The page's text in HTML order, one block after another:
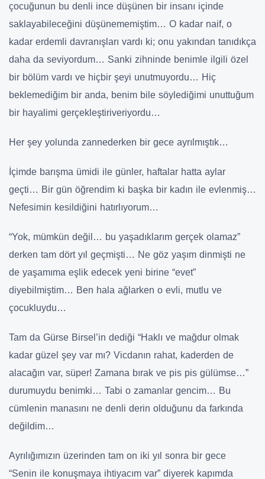
çocuğunun bu denli ince düşünen bir insanı içinde
saklayabileceğini düşünememiştim… O kadar naif, o
kadar erdemli davranışları vardı ki; onu yakından tanıdıkça
daha da seviyordum… Sanki zihninde benimle ilgili özel
bir bölüm vardı ve hiçbir şeyi unutmuyordu… Hiç
beklemediğim bir anda, benim bile söylediğimi unuttuğum
bir hayalimi gerçekleştiriveriyordu…
Her şey yolunda zannederken bir gece ayrılmıştık…
İçimde barışma ümidi ile günler, haftalar hatta aylar
geçti… Bir gün öğrendim ki başka bir kadın ile evlenmiş…
Nefesimin kesildiğini hatırlıyorum…
“Yok, mümkün değil… bu yaşadıklarım gerçek olamaz”
derken tam dört yıl geçmişti… Ne göz yaşım dinmişti ne
de yaşamıma eşlik edecek yeni birine “evet”
diyebilmiştim… Ben hala ağlarken o evli, mutlu ve
çocukluydu…
Tam da Gürse Birsel’in dediği “Haklı ve mağdur olmak
kadar güzel şey var mı? Vicdanın rahat, kaderden de
alacağın var, süper! Zamana bırak ve pis pis gülümse…”
durumuydu benimki… Tabi o zamanlar gencim… Bu
cümlenin manasını ne denli derin olduğunu da farkında
değildim…
Ayrılığımızın üzerinden tam on iki yıl sonra bir gece
“Senin ile konuşmaya ihtiyacım var” diyerek kapımda